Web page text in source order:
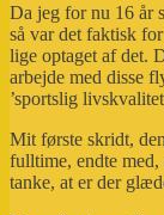
Da jeg for nu 16 år
så var det faktisk
lige optaget af det.
arbejde med disse
’sportslig
Mit første skridt,
fulltime, endte
tanke, at er der